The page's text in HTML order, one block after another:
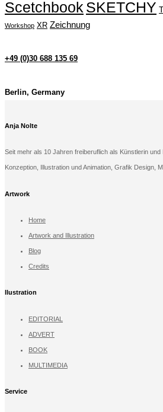
Scetchbook SKETCHY
Workshop XR Zeichnung
+49 (0)30 688 135 69
Berlin, Germany
Anja Nolte
Seit mehr als 10 Jahren freiberuflich als Künstlerin und
Konzeption, Illustration und Animation, Grafik Design,
Artwork
Home
Artwork and Illustration
Blog
Credits
llustration
EDITORIAL
ADVERT
BOOK
MULTIMEDIA
Service